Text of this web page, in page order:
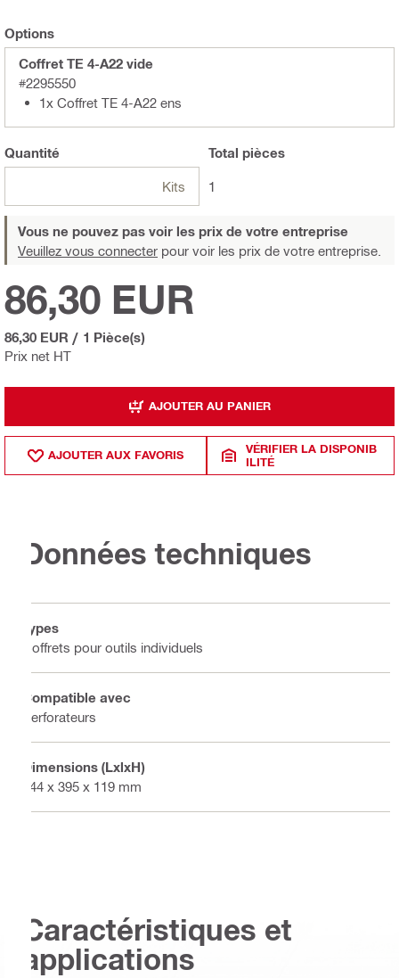
Options
Coffret TE 4-A22 vide
#2295550
1x Coffret TE 4-A22 ens
Quantité
Kits
Total pièces
1
Vous ne pouvez pas voir les prix de votre entreprise
Veuillez vous connecter pour voir les prix de votre entreprise.
Prix net HT
86,30 EUR
86,30 EUR / 1 Pièce(s)
AJOUTER AU PANIER
AJOUTER AUX FAVORIS
VÉRIFIER LA DISPONIB
ILITÉ
Données techniques
Types
Coffrets pour outils individuels
Compatible avec
Perforateurs
Dimensions (LxlxH)
444 x 395 x 119 mm
Caractéristiques et
applications